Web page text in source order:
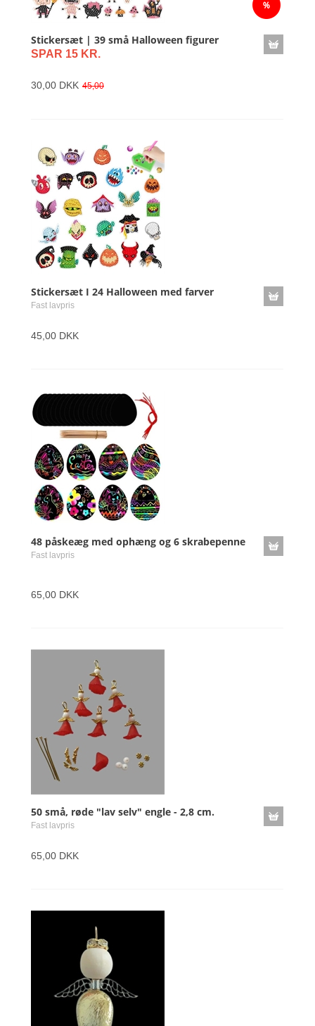
Stickersæt | 39 små Halloween figurer
SPAR 15 KR.
30,00 DKK 45,00
Stickersæt I 24 Halloween med farver
Fast lavpris
45,00 DKK
48 påskeæg med ophæng og 6 skrabepenne
Fast lavpris
65,00 DKK
50 små, røde "lav selv" engle - 2,8 cm.
Fast lavpris
65,00 DKK